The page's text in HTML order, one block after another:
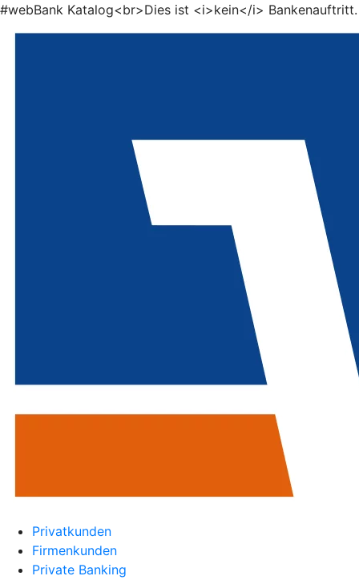
#webBank Katalog<br>Dies ist <i>kein</i> Bankenauftritt.
Privatkunden
Firmenkunden
Private Banking